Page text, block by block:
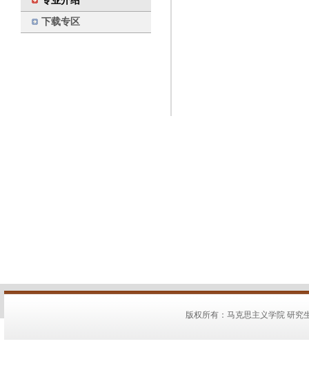
下载专区
版权所有：马克思主义学院 研究